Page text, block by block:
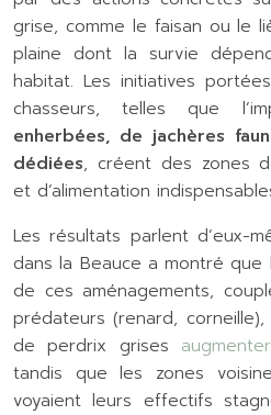
grise, comme le faisan ou le
plaine dont la survie
habitat. Les initiatives
chasseurs, telles que
enherbées, de jachères
dédiées, créent des zones
et d’alimentation
Les résultats parlent d’eux-
dans la Beauce a montré
de ces aménagements,
prédateurs (renard,
de perdrix grises
tandis que les zones
voyaient leurs effectifs